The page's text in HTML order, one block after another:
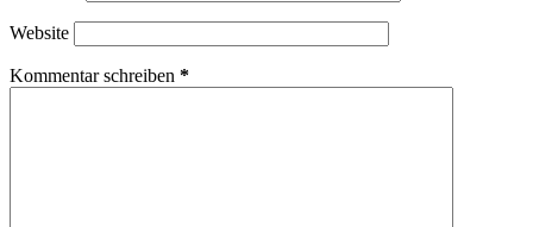
Website
Kommentar schreiben *